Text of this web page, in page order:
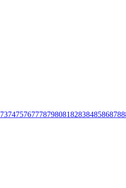
73747576777879808182838485868788